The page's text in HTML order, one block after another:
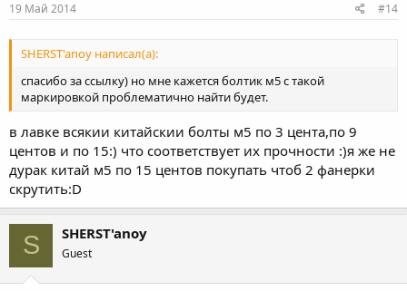
19 Май 2014 #14
SHERST'anoy написал(а):
спасибо за ссылку) но мне кажется болтик м5 с такой
маркировкой проблематично найти будет.
в лавке всякии китайскии болты м5 по 3 цента,по 9
центов и по 15:) что соответствует их прочности :)я же не
дурак китай м5 по 15 центов покупать чтоб 2 фанерки
скрутить:D
S SHERST'anoy
Guest